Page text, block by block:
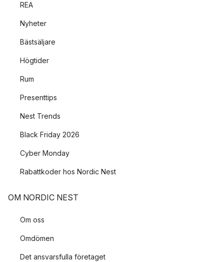
REA
Nyheter
Bästsäljare
Högtider
Rum
Presenttips
Nest Trends
Black Friday 2026
Cyber Monday
Rabattkoder hos Nordic Nest
OM NORDIC NEST
Om oss
Omdömen
Det ansvarsfulla företaget